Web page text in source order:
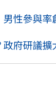
性參與率
府研議擴